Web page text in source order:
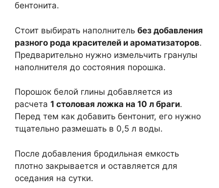
бентонита.
Стоит выбирать наполнитель без добавления
разного рода красителей и ароматизаторов.
Предварительно нужно измельчить гранулы
наполнителя до состояния порошка.
Порошок белой глины добавляется из
расчета 1 столовая ложка на 10 л браги.
Перед тем как добавить бентонит, его нужно
тщательно размешать в 0,5 л воды.
После добавления бродильная емкость
плотно закрывается и оставляется для
оседания на сутки.